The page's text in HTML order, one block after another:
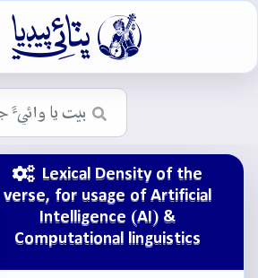

Lexical Density of the
verse, for usage of Artificial
Intelligence (AI) &
Computational linguistics